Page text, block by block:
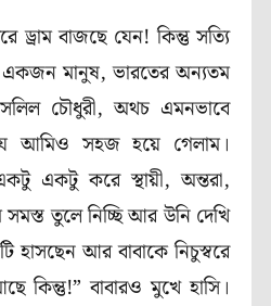
বাজছে যেন! কিন্তু সত্যি
মানুষ, ভারতের অন্যতম
সলিল চৌধুরী, অথচ এমনভাবে
আমিও সহজ হয়ে গেলাম।
একটু করে স্থায়ী, অন্তরা,
সমস্ত তুলে নিচ্ছি আর উনি দেখি
হাসছেন আর বাবাকে নিচুস্বরে
কিন্তু!” বাবারও মুখে হাসি।